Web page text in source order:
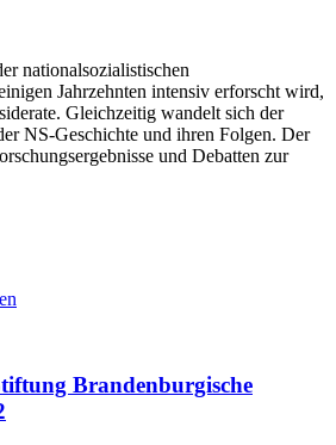
nationalsozialistischen
Jahrzehnten intensiv erforscht wird,
Gleichzeitig wandelt sich der
NS-Geschichte und ihren Folgen. Der
und Debatten zur
Brandenburgische